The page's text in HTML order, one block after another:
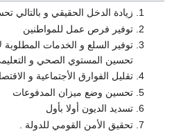
زيادة الدخل الحقيقي و بالتالي
توفير فرص عمل للمواطنين
توفير السلع و الخدمات
تحسين المستوي الصحي و
تقليل الفوارق الأجتماعية و
تحسين وضع ميزان المدفوعات
تسديد الديون أولا بأول
تحقيق الأمن القومي للدولة .